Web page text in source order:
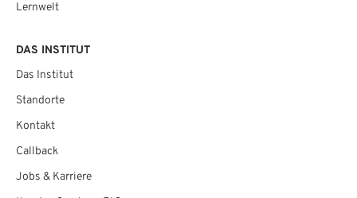
Lernwelt
DAS INSTITUT
Das Institut
Standorte
Kontakt
Callback
Jobs & Karriere